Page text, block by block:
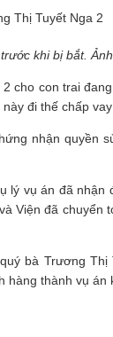
khi bị bắt.
cho con trai
đi thế chấp
nhận quyền
lý vụ án đã nhận
Viện đã chuyển
bà Trương
hàng thành vụ án